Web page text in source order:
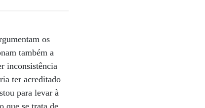
os
também a
inconsistência
ter acreditado
para levar à
que se trata de